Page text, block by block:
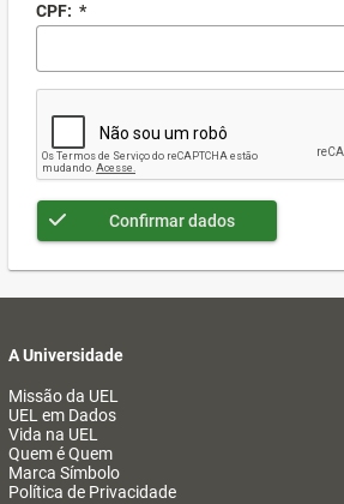
CPF: *
Confirmar dados
A Universidade
Missão da UEL
UEL em Dados
Vida na UEL
Quem é Quem
Marca Símbolo
Política de Privacidade